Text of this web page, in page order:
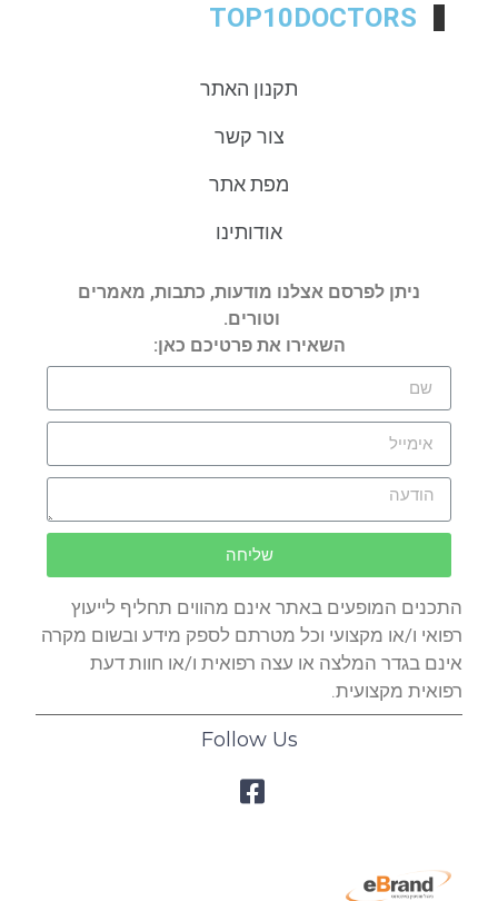
TOP10DOCTORS
תקנון האתר
צור קשר
מפת אתר
אודותינו
ניתן לפרסם אצלנו מודעות, כתבות, מאמרים
וטורים.
השאירו את פרטיכם כאן:
שליחה
התכנים המופעים באתר אינם מהווים תחליף לייעוץ
רפואי ו/או מקצועי וכל מטרתם לספק מידע ובשום מקרה
אינם בגדר המלצה או עצה רפואית ו/או חוות דעת
רפואית מקצועית.
Follow Us